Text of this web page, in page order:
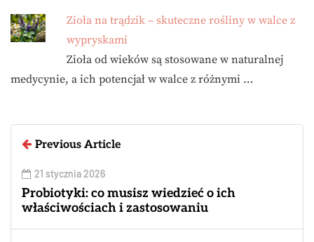
Zioła na trądzik – skuteczne rośliny w walce z
wypryskami
Zioła od wieków są stosowane w naturalnej
medycynie, a ich potencjał w walce z różnymi …
Previous Article
21 stycznia 2026
Probiotyki: co musisz wiedzieć o ich
właściwościach i zastosowaniu